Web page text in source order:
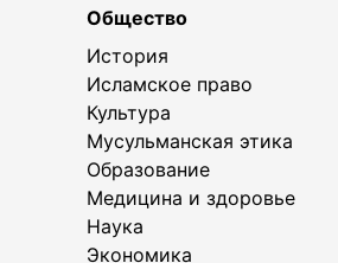
Общество
История
Исламское право
Культура
Мусульманская этика
Образование
Медицина и здоровье
Наука
Экономика